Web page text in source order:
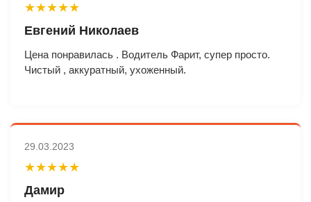
★★★★★
Евгений Николаев
Цена понравилась . Водитель Фарит, супер просто.
Чистый , аккуратный, ухоженный.
29.03.2023
★★★★★
Дамир